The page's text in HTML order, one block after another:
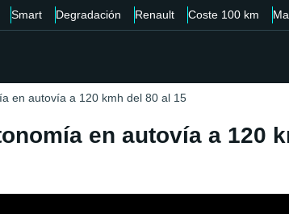
Smart Degradación Renault Coste 100 km
en autovía a 120 kmh del 80 al 15
en autovía a 120